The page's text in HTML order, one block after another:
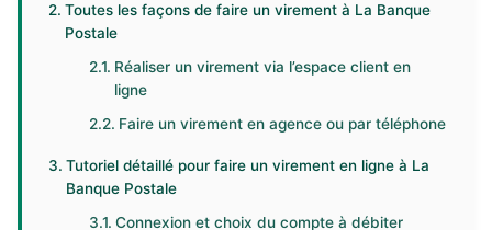
Toutes les façons de faire un virement à La Banque
Postale
Réaliser un virement via l’espace client en
ligne
Faire un virement en agence ou par téléphone
Tutoriel détaillé pour faire un virement en ligne à La
Banque Postale
Connexion et choix du compte à débiter